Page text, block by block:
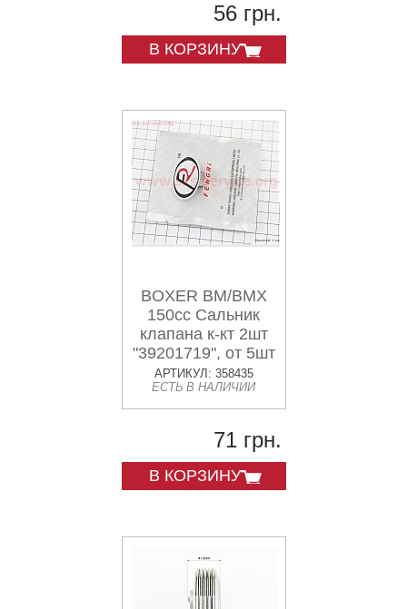
56 грн.
В КОРЗИНУ
BOXER BM/BMX
150cc Сальник
клапана к-кт 2шт
"39201719", от 5шт
-10%
АРТИКУЛ: 358435
ЕСТЬ В НАЛИЧИИ
71 грн.
В КОРЗИНУ